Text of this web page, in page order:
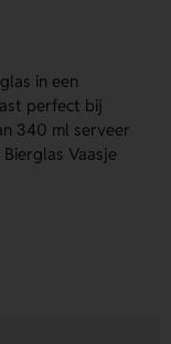
in een
perfect bij
340 ml serveer
Vaasje
340